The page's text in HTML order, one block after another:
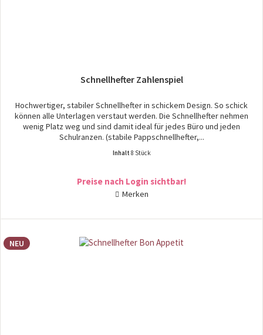
Schnellhefter Zahlenspiel
Hochwertiger, stabiler Schnellhefter in schickem Design. So schick
können alle Unterlagen verstaut werden. Die Schnellhefter nehmen
wenig Platz weg und sind damit ideal für jedes Büro und jeden
Schulranzen. (stabile Pappschnellhefter,...
Inhalt 8 Stück
Preise nach Login sichtbar!
Merken
NEU